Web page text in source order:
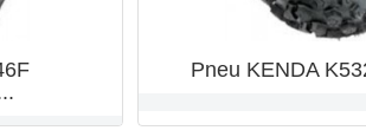
Pneu KENDA